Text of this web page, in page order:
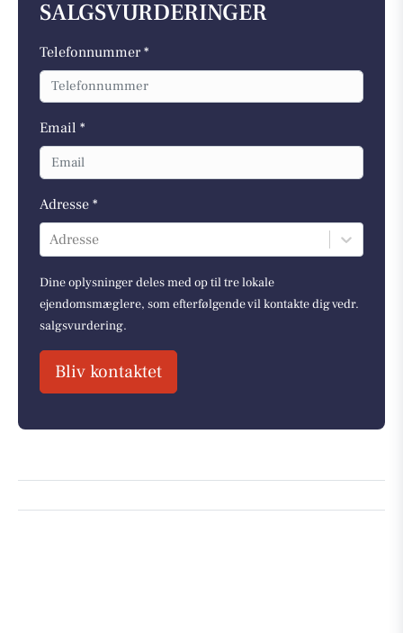
SALGSVURDERINGER
Telefonnummer *
Email *
Adresse *
Adresse
Dine oplysninger deles med op til tre lokale
ejendomsmæglere, som efterfølgende vil kontakte dig vedr.
salgsvurdering.
Bliv kontaktet